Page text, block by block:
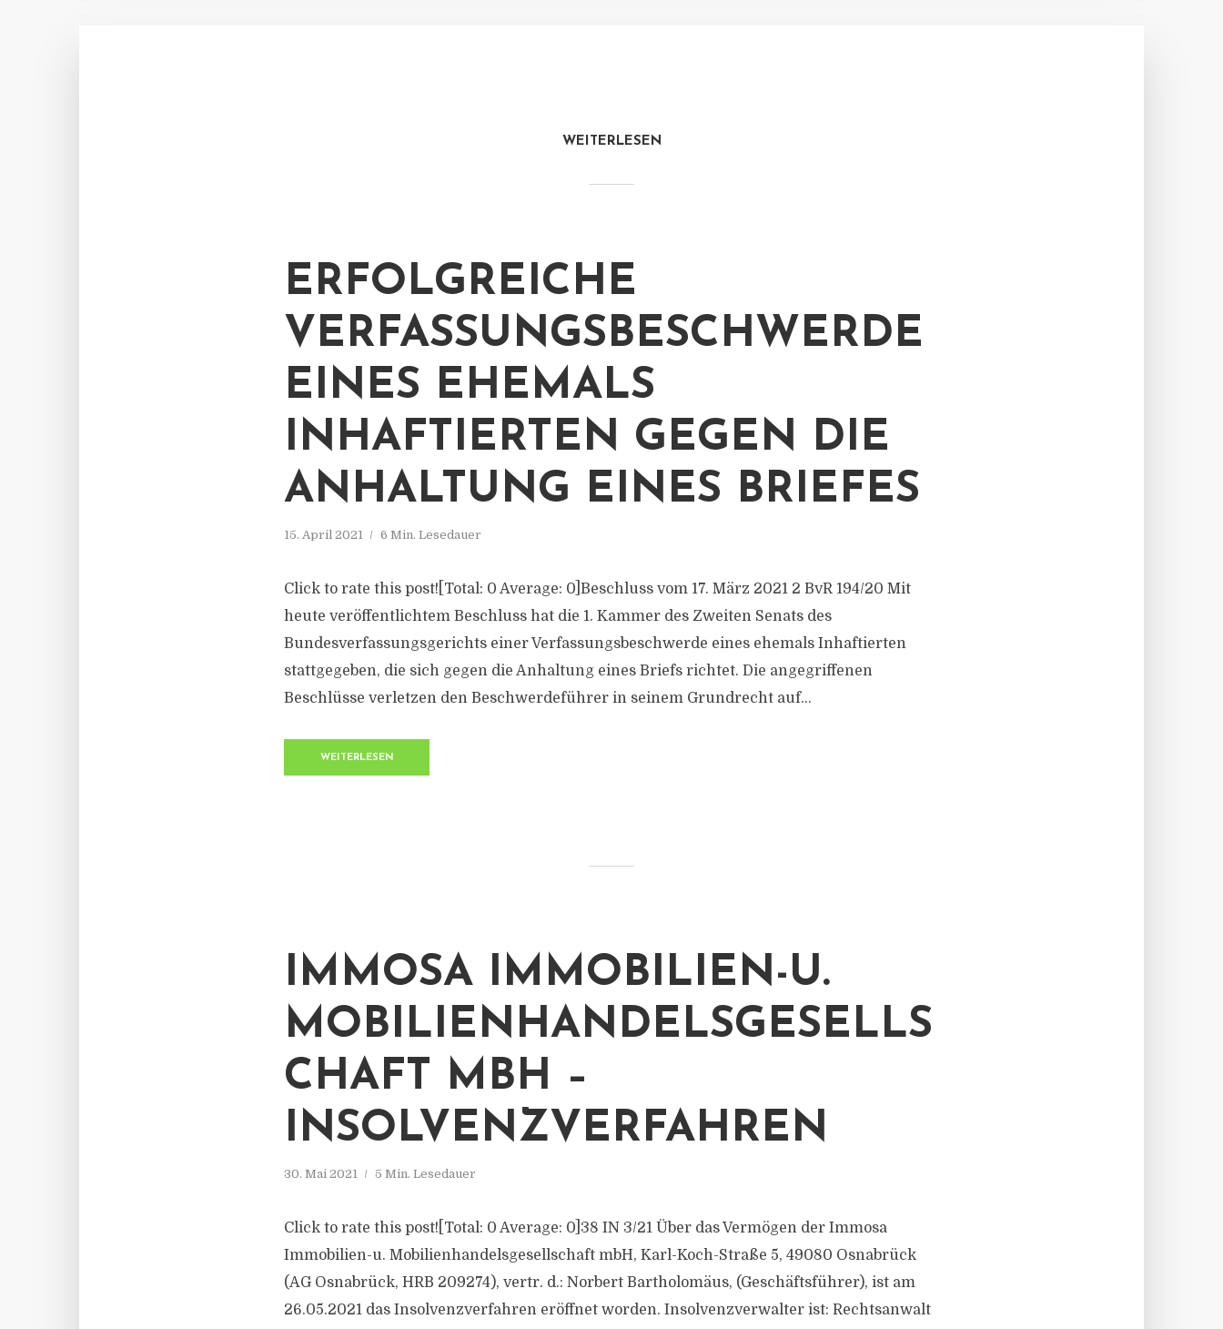
WEITERLESEN
ERFOLGREICHE
VERFASSUNGSBESCHWERDE
EINES EHEMALS
INHAFTIERTEN GEGEN DIE
ANHALTUNG EINES BRIEFES
15. April 2021 6 Min. Lesedauer
Click to rate this post![Total: 0 Average: 0]Beschluss vom 17. März 2021 2 BvR 194/20 Mit
heute veröffentlichtem Beschluss hat die 1. Kammer des Zweiten Senats des
Bundesverfassungsgerichts einer Verfassungsbeschwerde eines ehemals Inhaftierten
stattgegeben, die sich gegen die Anhaltung eines Briefs richtet. Die angegriffenen
Beschlüsse verletzen den Beschwerdeführer in seinem Grundrecht auf...
WEITERLESEN
IMMOSA IMMOBILIEN-U.
MOBILIENHANDELSGESELLS
CHAFT MBH –
INSOLVENZVERFAHREN
30. Mai 2021 5 Min. Lesedauer
Click to rate this post![Total: 0 Average: 0]38 IN 3/21 Über das Vermögen der Immosa
Immobilien-u. Mobilienhandelsgesellschaft mbH, Karl-Koch-Straße 5, 49080 Osnabrück
(AG Osnabrück, HRB 209274), vertr. d.: Norbert Bartholomäus, (Geschäftsführer), ist am
26.05.2021 das Insolvenzverfahren eröffnet worden. Insolvenzverwalter ist: Rechtsanwalt